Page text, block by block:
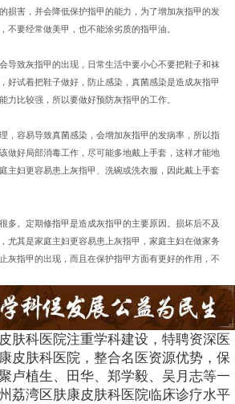
损害，并会降低保护指甲的能力，为了增加灰指甲的发
不要经常做美甲，也不能涂劣质的指甲油。
致灰指甲的出现，日常生活中要小心不要把鞋子和袜
好试着把鞋子做好，防止感染，真菌感染是造成灰指甲
力比较强，所以要做好预防灰指甲的工作。
容易导致真菌感染，会增加灰指甲的发病率，所以指
做好局部消毒工作，尽可能多地戴上手套，这样才能地
主妇更容易患上灰指甲、洗碗或洗衣服，因此戴上手套
。定期修指甲是造成灰指甲的主要原因。损坏后不及
尤其是家庭主妇更容易患上灰指甲，家庭主妇在做家务
灰指甲的出现，而且在保护指甲方面有更好的作用，不
肤科医院注重学科建设，特聘资深医
皮肤科医院，整合名医资源优势，保
卢植生、田华、郑学毅、吴月志等一
荔湾区肤康皮肤科医院临床诊疗水平